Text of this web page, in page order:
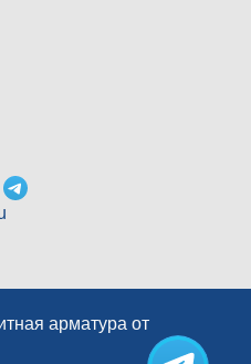
арматура от